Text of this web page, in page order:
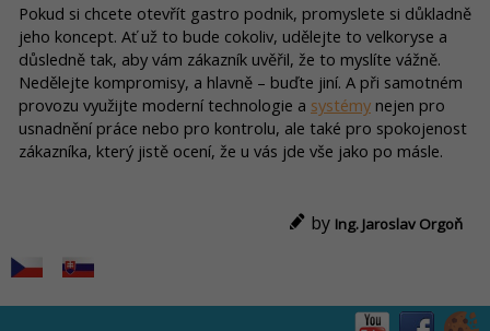
Pokud si chcete otevřít gastro podnik, promyslete si důkladně
jeho koncept. Ať už to bude cokoliv, udělejte to velkoryse a
důsledně tak, aby vám zákazník uvěřil, že to myslíte vážně.
Nedělejte kompromisy, a hlavně – buďte jiní. A při samotném
provozu využijte moderní technologie a systémy nejen pro
usnadnění práce nebo pro kontrolu, ale také pro spokojenost
zákazníka, který jistě ocení, že u vás jde vše jako po másle.
by Ing. Jaroslav Orgoň